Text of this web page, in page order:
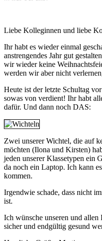
Liebe Kolleginnen und liebe
Ihr habt es wieder einmal
anstrengendes Jahr gut
wir wieder keine
werden wir aber nicht
Heute ist der letzte Schultag
sowas von verdient! Ihr habt
dafür. Und dann noch DAS:
Zwei unserer Wichtel, die auf
möchten (Ilona und Kirsten)
jeden unserer Klassetypen ein
da noch ein Laptop. Ich kann
kommen.
Irgendwie schade, dass nicht
ist.
Ich wünsche unseren und allen
sicher und endgültig gesund